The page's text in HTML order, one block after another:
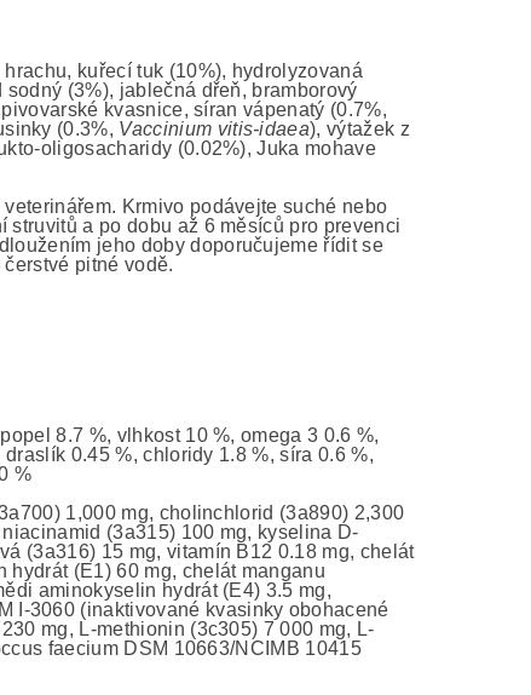
kuřecí tuk (10%), hydrolyzovaná
(3%), jablečná dřeň, bramborový
kvasnice, síran vápenatý (0.7%,
(0.3%, Vaccinium vitis-idaea), výtažek z
oligosacharidy (0.02%), Juka mohave
Krmivo podávejte suché nebo
a po dobu až 6 měsíců pro prevenci
jeho doby doporučujeme řídit se
pitné vodě.
8.7 %, vlhkost 10 %, omega 3 0.6 %,
0.45 %, chloridy 1.8 %, síra 0.6 %,
%
1,000 mg, cholinchlorid (3a890) 2,300
(3a315) 100 mg, kyselina D-
(3a316) 15 mg, vitamín B12 0.18 mg, chelát
(E1) 60 mg, chelát manganu
aminokyselin hydrát (E4) 3.5 mg,
I-3060 (inaktivované kvasinky obohacené
mg, L-methionin (3c305) 7 000 mg, L-
faecium DSM 10663/NCIMB 10415